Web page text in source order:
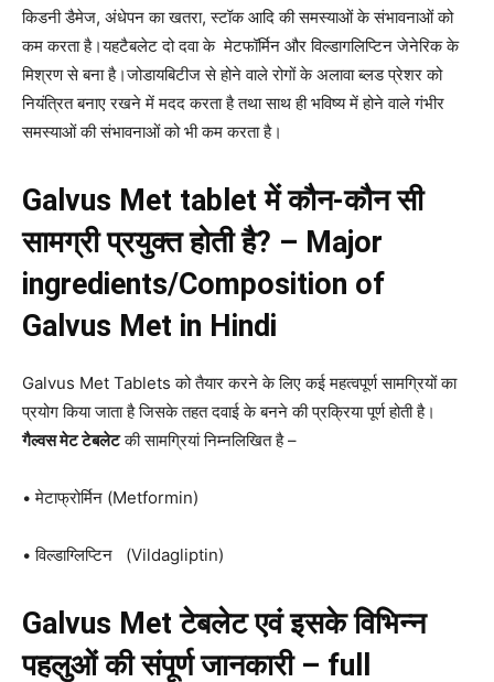
किडनी डैमेज, अंधेपन का खतरा, स्टॉक आदि की समस्याओं के संभावनाओं को
कम करता है।यहटैबलेट दो दवा के मेटफॉर्मिन और विल्डागलिप्टिन जेनेरिक के
मिश्रण से बना है।जोडायबिटीज से होने वाले रोगों के अलावा ब्लड प्रेशर को
नियंत्रित बनाए रखने में मदद करता है तथा साथ ही भविष्य में होने वाले गंभीर
समस्याओं की संभावनाओं को भी कम करता है।
Galvus Met tablet में कौन-कौन सी
सामग्री प्रयुक्त होती है? – Major
ingredients/Composition of
Galvus Met in Hindi
Galvus Met Tablets को तैयार करने के लिए कई महत्वपूर्ण सामग्रियों का
प्रयोग किया जाता है जिसके तहत दवाई के बनने की प्रक्रिया पूर्ण होती है।
गैल्वस मेट टेबलेटकी सामग्रियां निम्नलिखित है –
• मेटाफ्रोर्मिन (Metformin)
• विल्डाग्लिप्टिन (Vildagliptin)
Galvus Met टेबलेट एवं इसके विभिन्न
पहलुओं की संपूर्ण जानकारी – full